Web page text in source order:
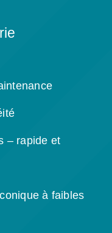
– rapide et
à faibles